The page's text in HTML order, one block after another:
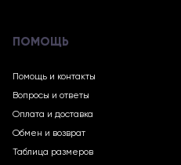
ПОМОЩЬ
Помощь и контакты
Вопросы и ответы
Оплата и доставка
Обмен и возврат
Таблица размеров